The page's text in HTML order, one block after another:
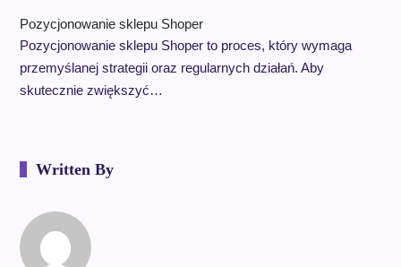
Pozycjonowanie sklepu Shoper
Pozycjonowanie sklepu Shoper to proces, który wymaga
przemyślanej strategii oraz regularnych działań. Aby
skutecznie zwiększyć…
Written By